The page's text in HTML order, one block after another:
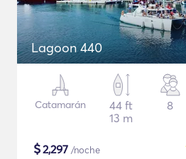
Lagoon 440
Catamarán
44 ft
13 m
8
$2,297 /noche